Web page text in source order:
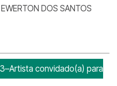
EWERTON DOS SANTOS
convidado(a) para